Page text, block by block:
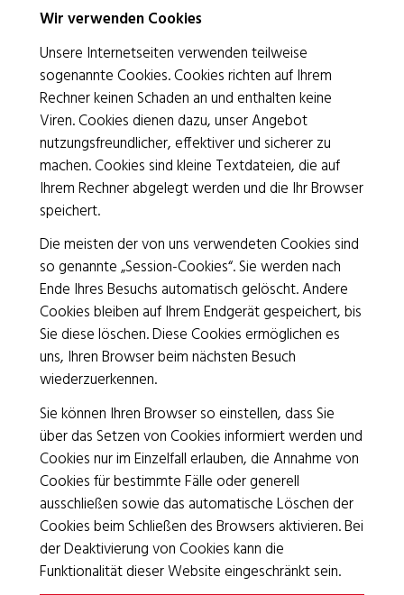
Rotes Kreuz Basel
Bruderholzstrasse 20 | 4053 Basel
T 061 319 56 56|info@srk-basel.ch
IBAN CH69 0900 0000 1533 0527 0
Spenden
Kontakt / Öffnungszeiten
Impressum/Datenschutz
Freiwilligeneinsätze/Jobs
Das SRK Basel ist ZEWO-zertifiziert.
Wir verwenden Cookies
Unsere Internetseiten verwenden teilweise
sogenannte Cookies. Cookies richten auf Ihrem
Rechner keinen Schaden an und enthalten keine
Viren. Cookies dienen dazu, unser Angebot
nutzungsfreundlicher, effektiver und sicherer zu
machen. Cookies sind kleine Textdateien, die auf
Ihrem Rechner abgelegt werden und die Ihr Browser
speichert.
Die meisten der von uns verwendeten Cookies sind
so genannte „Session-Cookies“. Sie werden nach
Ende Ihres Besuchs automatisch gelöscht. Andere
Cookies bleiben auf Ihrem Endgerät gespeichert, bis
Sie diese löschen. Diese Cookies ermöglichen es
uns, Ihren Browser beim nächsten Besuch
wiederzuerkennen.
Sie können Ihren Browser so einstellen, dass Sie
über das Setzen von Cookies informiert werden und
Cookies nur im Einzelfall erlauben, die Annahme von
Cookies für bestimmte Fälle oder generell
ausschließen sowie das automatische Löschen der
Cookies beim Schließen des Browsers aktivieren. Bei
der Deaktivierung von Cookies kann die
Funktionalität dieser Website eingeschränkt sein.